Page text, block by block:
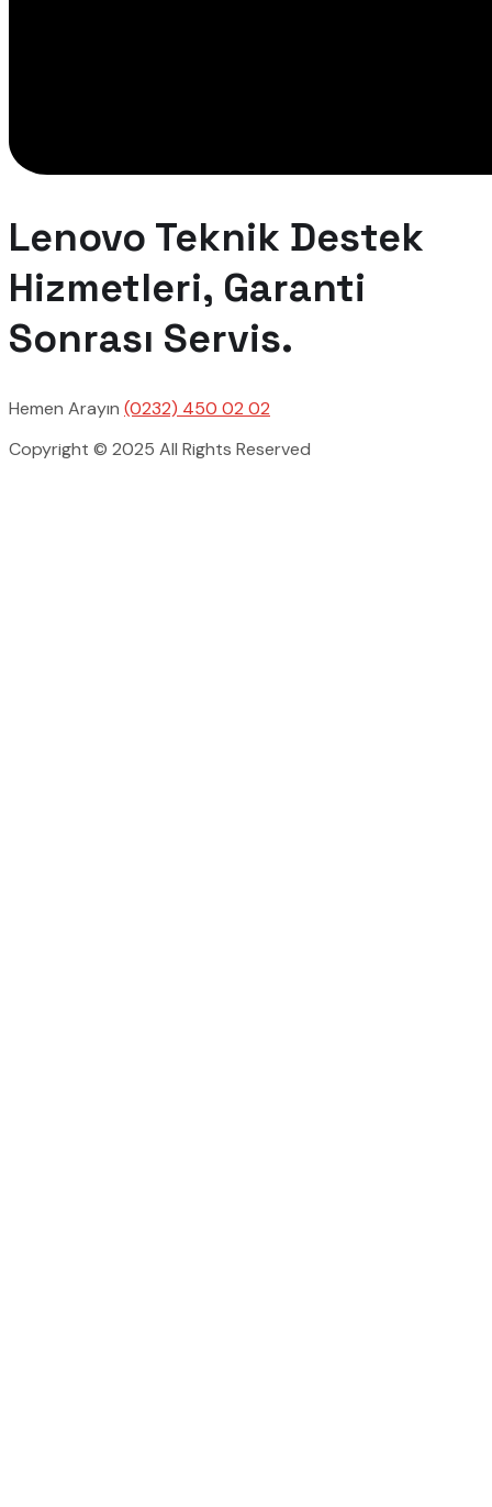
Lenovo Teknik Destek
Hizmetleri, Garanti
Sonrası Servis.
Hemen Arayın (0232) 450 02 02
Copyright © 2025 All Rights Reserved